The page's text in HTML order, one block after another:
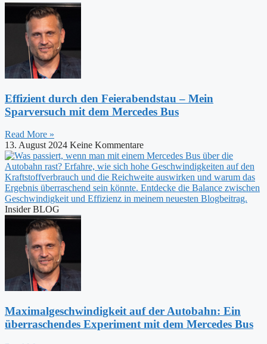
Effizient durch den Feierabendstau – Mein
Sparversuch mit dem Mercedes Bus
Read More »
13. August 2024 Keine Kommentare
Insider BLOG
Maximalgeschwindigkeit auf der Autobahn: Ein
überraschendes Experiment mit dem Mercedes Bus